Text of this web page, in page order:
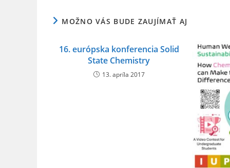
o
k
MOŽNO VÁS BUDE ZAUJÍMAŤ AJ
16. európska konferencia Solid
State Chemistry
13. apríla 2017